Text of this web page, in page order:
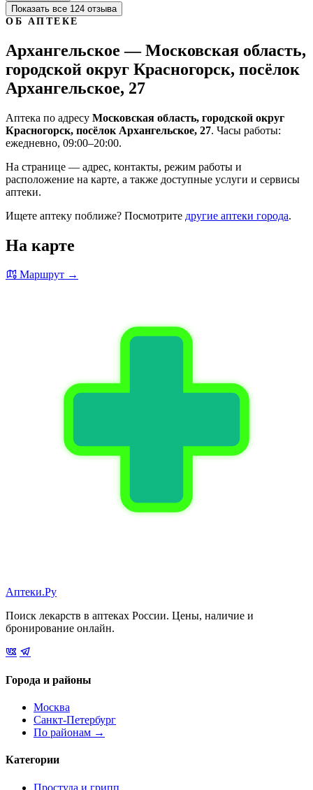
Показать все 124 отзыва
ОБ АПТЕКЕ
Архангельское — Московская область,
городской округ Красногорск, посёлок
Архангельское, 27
Аптека по адресу Московская область, городской округ
Красногорск, посёлок Архангельское, 27. Часы работы:
ежедневно, 09:00–20:00.
На странице — адрес, контакты, режим работы и
расположение на карте, а также доступные услуги и сервисы
аптеки.
Ищете аптеку поближе? Посмотрите другие аптеки города.
На карте
Маршрут →
Аптеки.Ру
Поиск лекарств в аптеках России. Цены, наличие и
бронирование онлайн.
Города и районы
Москва
Санкт-Петербург
По районам →
Категории
Простуда и грипп